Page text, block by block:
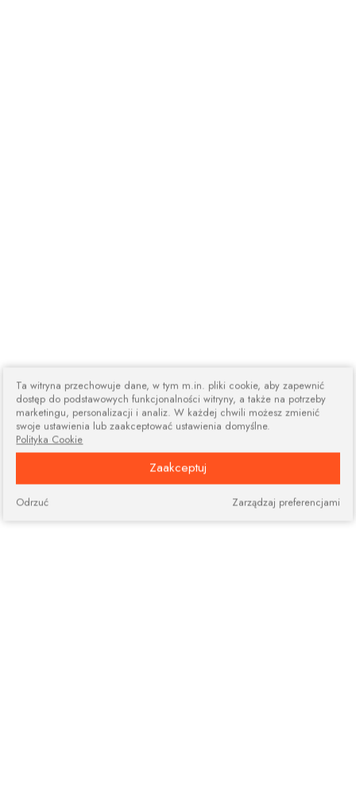
Ta witryna przechowuje dane, w tym m.in. pliki cookie, aby zapewnić
dostęp do podstawowych funkcjonalności witryny, a także na potrzeby
marketingu, personalizacji i analiz. W każdej chwili możesz zmienić
swoje ustawienia lub zaakceptować ustawienia domyślne.
Polityka Cookie
Zaakceptuj
Zarządzaj preferencjami
Odrzuć